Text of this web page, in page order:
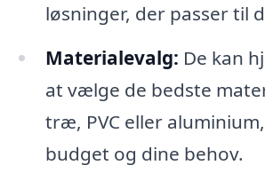
løsninger, der passer til
Materialevalg: De kan
at vælge de bedste
træ, PVC eller
budget og dine behov.